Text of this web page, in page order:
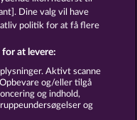
Kontakt
tilbagetrækning
Dine valg vil have
politik for at få flere
at levere:
Aktivt scanne
og/eller tilgå
og indhold,
og